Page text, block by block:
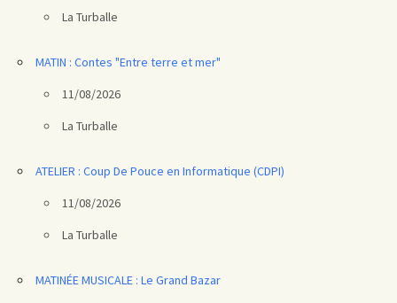
La Turballe
MATIN : Contes "Entre terre et mer"
11/08/2026
La Turballe
ATELIER : Coup De Pouce en Informatique (CDPI)
11/08/2026
La Turballe
MATINÉE MUSICALE : Le Grand Bazar